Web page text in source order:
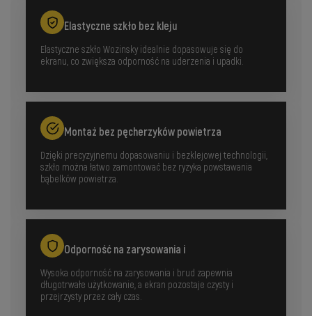
Elastyczne szkło bez kleju
Elastyczne szkło Wozinsky idealnie dopasowuje się do
ekranu, co zwiększa odporność na uderzenia i upadki.
Montaż bez pęcherzyków powietrza
Dzięki precyzyjnemu dopasowaniu i bezklejowej technologii,
szkło można łatwo zamontować bez ryzyka powstawania
bąbelków powietrza.
Odporność na zarysowania i
Wysoka odporność na zarysowania i brud zapewnia
długotrwałe użytkowanie, a ekran pozostaje czysty i
przejrzysty przez cały czas.